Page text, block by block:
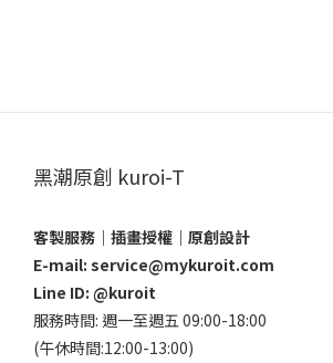
黑潮原創 kuroi-T
客製服務｜插畫授權｜原創設計
E-mail: service@mykuroit.com
Line ID: @kuroit
服務時間: 週一至週五 09:00-18:00
(午休時間:12:00-13:00)